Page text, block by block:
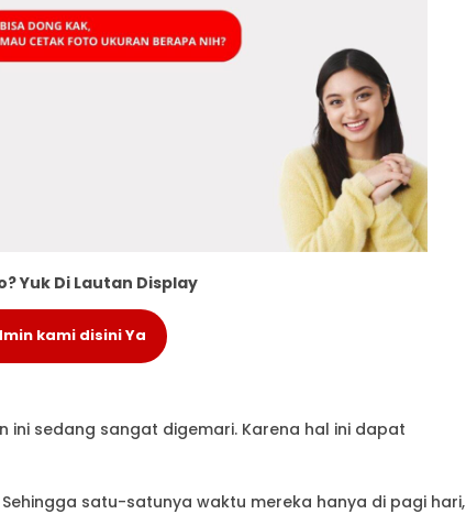
Yuk Di Lautan Display
kami disini Ya
ini sedang sangat digemari. Karena hal ini dapat
satu-satunya waktu mereka hanya di pagi hari,